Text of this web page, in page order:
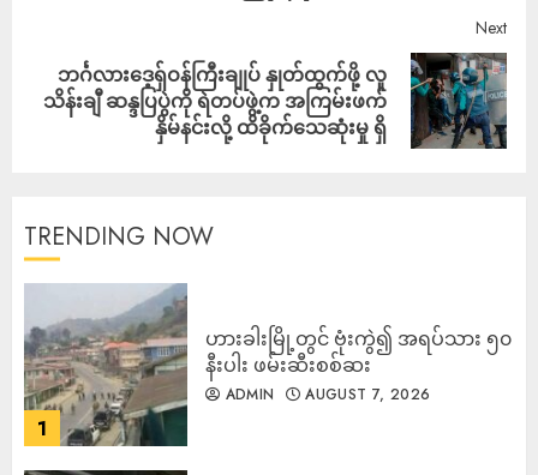
Next
ဘင်္ဂလားဒေ့ရှ်ဝန်ကြီးချုပ် နှုတ်ထွက်ဖို့ လူ
သိန်းချီ ဆန္ဒပြပွဲကို ရဲတပ်ဖွဲ့က အကြမ်းဖက်
နှိမ်နင်းလို့ ထိခိုက်သေဆုံးမှု ရှိ
TRENDING NOW
1
ဟားခါးမြို့တွင် ဗုံးကွဲ၍ အရပ်သား ၅၀
နီးပါး ဖမ်းဆီးစစ်ဆး
ADMIN AUGUST 7, 2026